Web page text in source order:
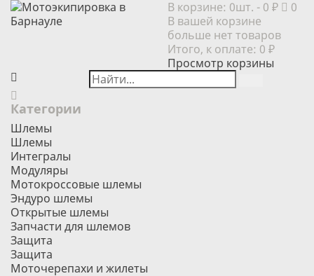
В корзине: 0шт. - 0 ₽
0
В вашей корзине
больше нет товаров
Итого, к оплате: 0 ₽
Просмотр корзины
Категории
Шлемы
Шлемы
Интегралы
Модуляры
Мотокроссовые шлемы
Эндуро шлемы
Открытые шлемы
Запчасти для шлемов
Защита
Защита
Моточерепахи и жилеты